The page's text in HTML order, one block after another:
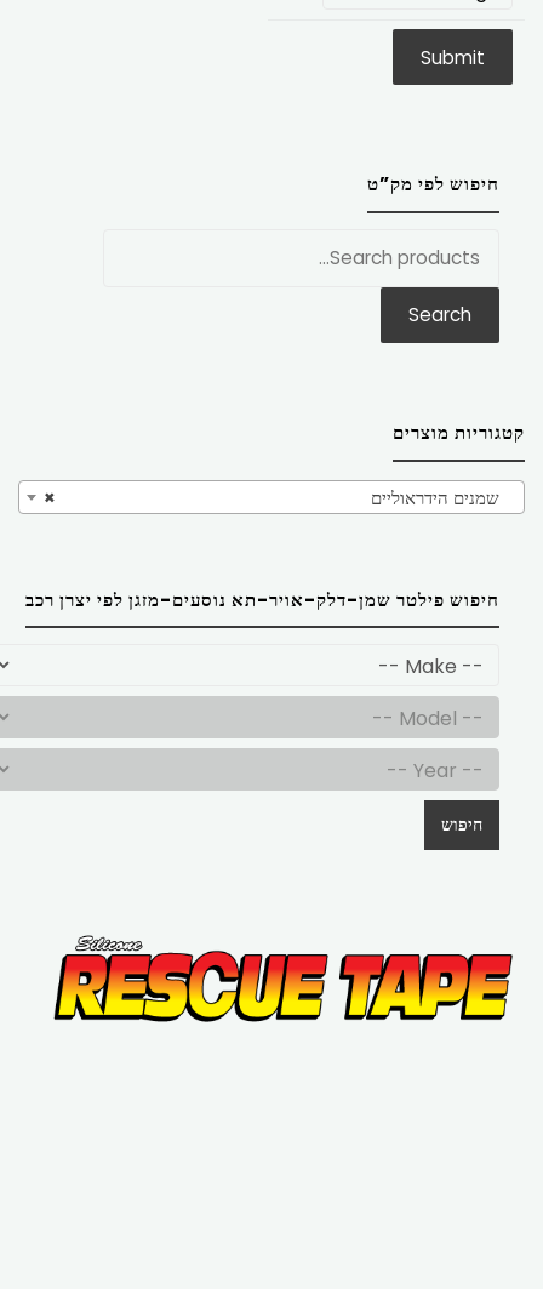
חיפוש לפי מק”ט
Search
קטגוריות מוצרים
× שמנים הידראוליים
חיפוש פילטר שמן-דלק-אויר-תא נוסעים-מזגן לפי יצרן רכב
חיפוש